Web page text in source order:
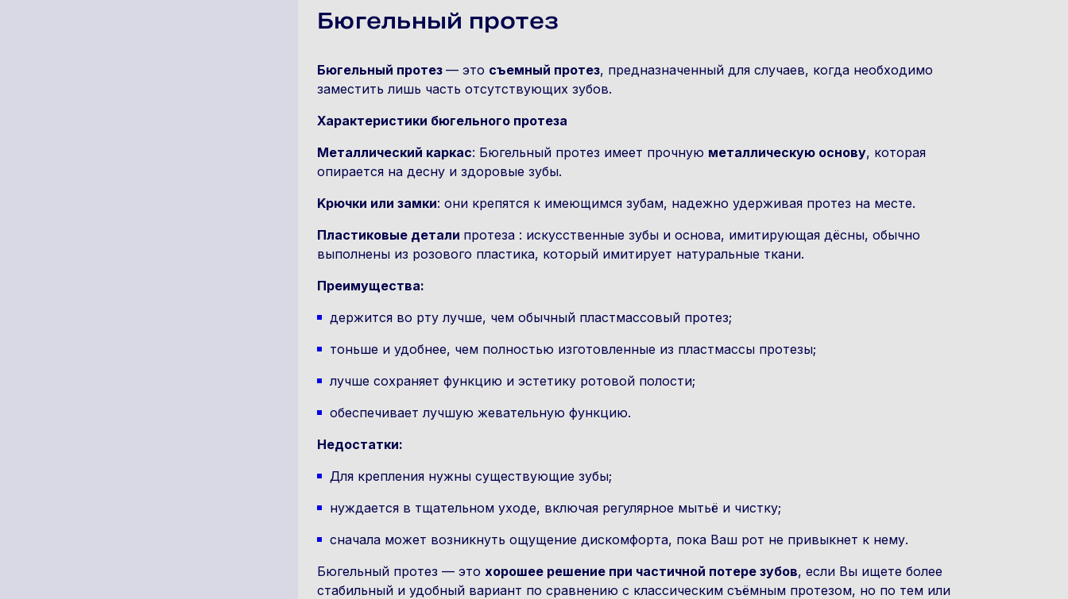
Бюгельный протез
Бюгельный протез — это съемный протез, предназначенный для случаев, когда необходимо
заместить лишь часть отсутствующих зубов.
Характеристики бюгельного протеза
Металлический каркас: Бюгельный протез имеет прочную металлическую основу, которая
опирается на десну и здоровые зубы.
Kрючки или замки: они крепятся к имеющимся зубам, надежно удерживая протез на месте.
Пластиковые детали протеза : искусственные зубы и основа, имитирующая дёсны, обычно
выполнены из розового пластика, который имитирует натуральные ткани.
Преимущества:
держится во рту лучше, чем обычный пластмассовый протез;
тоньше и удобнее, чем полностью изготовленные из пластмассы протезы;
лучше сохраняет функцию и эстетику ротовой полости;
обеспечивает лучшую жевательную функцию.
Недостатки:
Для крепления нужны существующие зубы;
нуждается в тщательном уходе, включая регулярное мытьё и чистку;
сначала может возникнуть ощущение дискомфорта, пока Ваш рот не привыкнет к нему.
Бюгельный протез — это хорошее решение при частичной потере зубов, если Вы ищете более
стабильный и удобный вариант по сравнению с классическим съёмным протезом, но по тем или